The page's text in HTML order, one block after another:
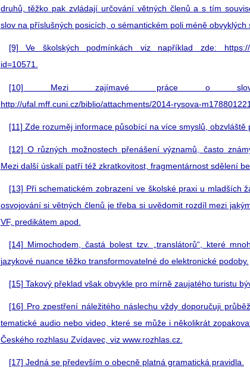
druhů, těžko pak zvládají určování větných členů a s tím
slov na příslušných posicích, o sémantickém poli méně obvyklých
[9] Ve školských podmínkách viz například zde: https://
id=10571.
[10] Mezi zajímavé práce o
http://ufal.mff.cuni.cz/biblio/attachments/2014-rysova-
[11] Zde rozuměj informace působící na více smyslů, obzvláště
[12] O různých možnostech přenášení významů, často
Mezi další úskalí patří též zkratkovitost, fragmentárnost sdělení
[13] Při schematickém zobrazení ve školské praxi u mladších
osvojování si větných členů je třeba si uvědomit rozdíl mezi
VF, predikátem apod.
[14] Mimochodem, častá bolest tzv. „translátorů“, které
jazykové nuance těžko transformovatelné do elektronické podoby.
[15] Takový překlad však obvykle pro mírně zaujatého turistu
[16] Pro zpestření náležitého náslechu vždy doporučuji
tematické audio nebo video, které se může i několikrát
Českého rozhlasu Zvídavec, viz www.rozhlas.cz.
[17] Jedná se především o obecně platná gramatická pravidla.